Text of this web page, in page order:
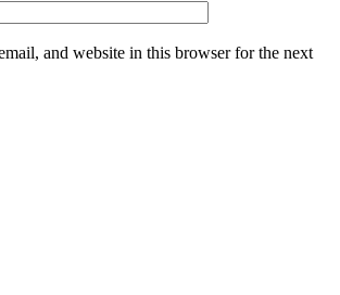
and website in this browser for the next